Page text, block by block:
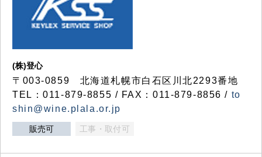
(株)登心
〒003-0859 北海道札幌市白石区川北2293番地
TEL：011-879-8855 / FAX：011-879-8856 / to
shin@wine.plala.or.jp
販売可 工事・取付可